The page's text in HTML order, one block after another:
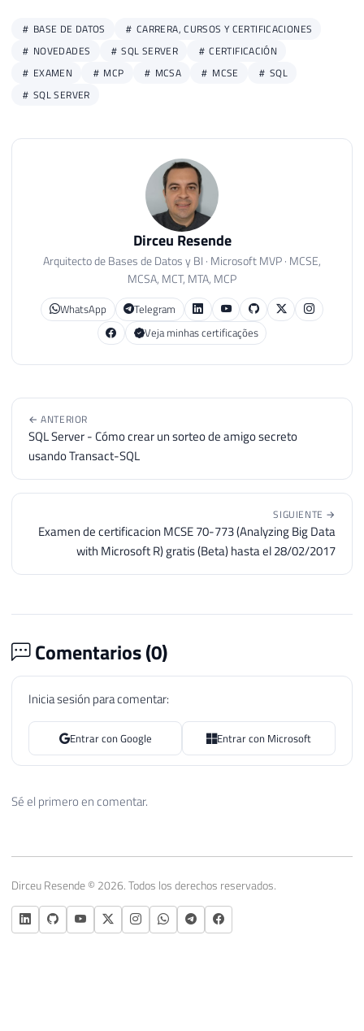
BASE DE DATOS
CARRERA, CURSOS Y CERTIFICACIONES
NOVEDADES
SQL SERVER
CERTIFICACIÓN
EXAMEN
MCP MCSA MCSE
SQL
SQL SERVER
Dirceu Resende
Arquitecto de Bases de Datos y BI · Microsoft MVP · MCSE,
MCSA, MCT, MTA, MCP
WhatsApp
Telegram
Veja minhas certificações
← ANTERIOR
SQL Server - Cómo crear un sorteo de amigo secreto
usando Transact-SQL
SIGUIENTE →
Examen de certificacion MCSE 70-773 (Analyzing Big Data
with Microsoft R) gratis (Beta) hasta el 28/02/2017
Comentarios (0)
Inicia sesión para comentar:
Entrar con Google Entrar con Microsoft
Sé el primero en comentar.
Dirceu Resende © 2026. Todos los derechos reservados.